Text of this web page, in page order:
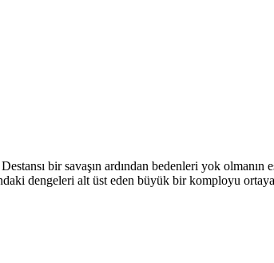
bir savaşın ardından bedenleri yok olmanın
dengeleri alt üst eden büyük bir komployu